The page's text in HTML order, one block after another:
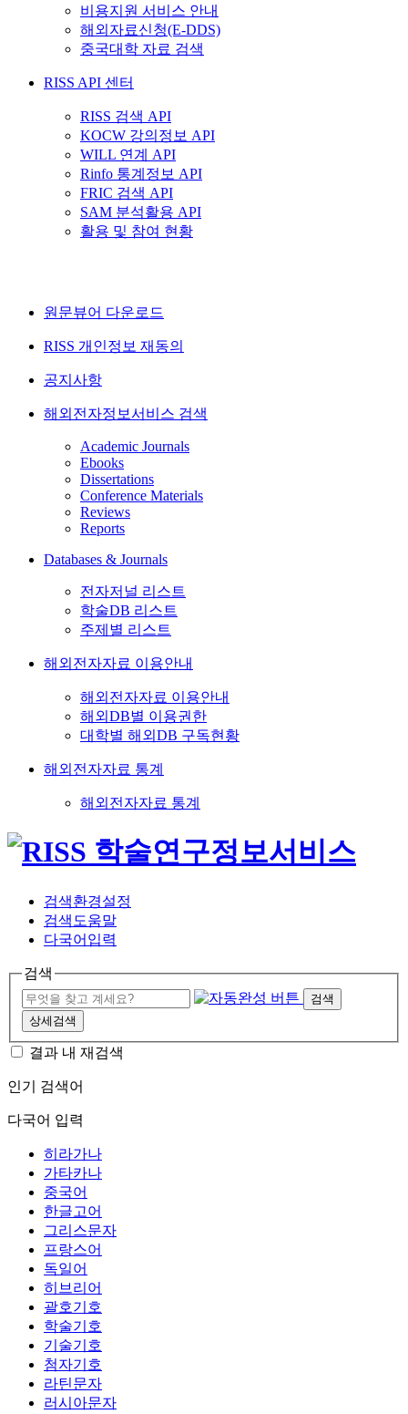
비용지원 서비스 안내
해외자료신청(E-DDS)
중국대학 자료 검색
RISS API 센터
RISS 검색 API
KOCW 강의정보 API
WILL 연계 API
Rinfo 통계정보 API
FRIC 검색 API
SAM 분석활용 API
활용 및 참여 현황
원문뷰어 다운로드
RISS 개인정보 재동의
공지사항
해외전자정보서비스 검색
Academic Journals
Ebooks
Dissertations
Conference Materials
Reviews
Reports
Databases & Journals
전자저널 리스트
학술DB 리스트
주제별 리스트
해외전자자료 이용안내
해외전자자료 이용안내
해외DB별 이용권한
대학별 해외DB 구독현황
해외전자자료 통계
해외전자자료 통계
검색환경설정
검색도움말
다국어입력
검색
검색
상세검색
결과 내 재검색
인기 검색어
다국어 입력
히라가나
가타카나
중국어
한글고어
그리스문자
프랑스어
독일어
히브리어
괄호기호
학술기호
기술기호
첨자기호
라틴문자
러시아문자